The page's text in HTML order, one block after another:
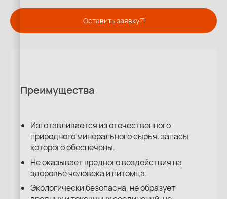
Оставить заявку
Преимущества
Изготавливается из отечественного
природного минерального сырья, запасы
которого обеспечены.
Не оказывает вредного воздействия на
здоровье человека и питомца.
Экологически безопасна, не образует